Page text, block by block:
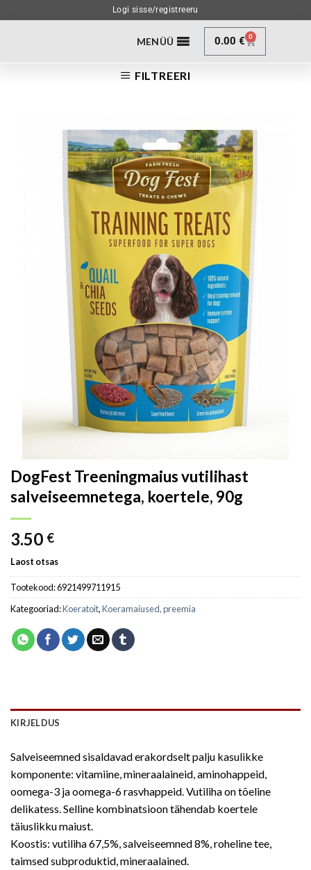
Logi sisse/registreeru
MENÜÜ 0.00€ 0
FILTREERI
DogFest Treeningmaius vutilihast
salveiseemnetega, koertele, 90g
3.50 €
Laost otsas
Tootekood:6921499711915
Kategooriad:Koeratoit,Koeramaiused, preemia
KIRJELDUS
Salveiseemned sisaldavad erakordselt palju kasulikke
komponente: vitamiine, mineraalaineid, aminohappeid,
oomega-3 ja oomega-6 rasvhappeid. Vutiliha on tõeline
delikatess. Selline kombinatsioon tähendab koertele
täiuslikku maiust.
Koostis: vutiliha 67,5%, salveiseemned 8%, roheline tee,
taimsed subproduktid, mineraalained.